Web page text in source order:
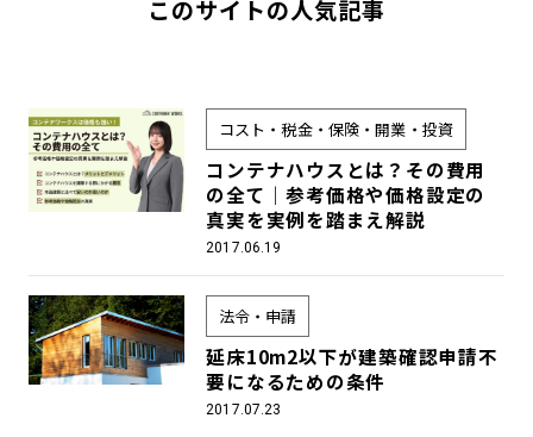
このサイトの人気記事
コンテナハウスとは？その費用
の全て｜参考価格や価格設定の
真実を実例を踏まえ解説
コスト・税金・保険・開業・投資
2017.06.19
延床10m2以下が建築確認申請不
要になるための条件
法令・申請
2017.07.23